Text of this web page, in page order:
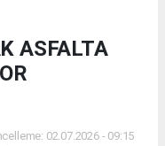
ASFALTA
02.07.2026 - 09:15